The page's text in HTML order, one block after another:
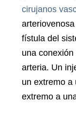
cirujanos
fístula del
una
arteria. Un
un extremo a
extremo a